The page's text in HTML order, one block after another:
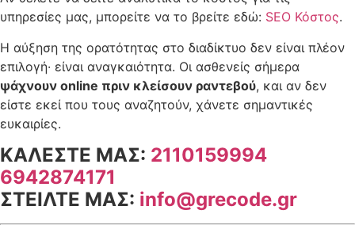
υπηρεσίες μας, μπορείτε να το βρείτε εδώ: SEO Κόστος.
Η αύξηση της ορατότητας στο διαδίκτυο δεν είναι πλέον
επιλογή· είναι αναγκαιότητα. Οι ασθενείς σήμερα
ψάχνουν online πριν κλείσουν ραντεβού, και αν δεν
είστε εκεί που τους αναζητούν, χάνετε σημαντικές
ευκαιρίες.
ΚΑΛΕΣΤΕ ΜΑΣ: 2110159994
6942874171
ΣΤΕΙΛΤΕ ΜΑΣ: info@grecode.gr